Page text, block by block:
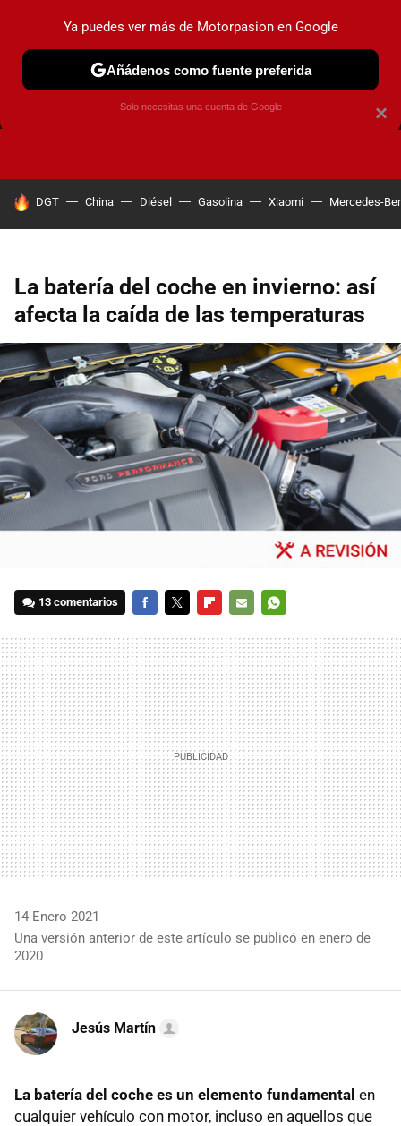
CAMBIO DE ACEITE AIRE ACONDICIONADO
HOY SE HABLA DE
DGT China Diésel Gasolina Xiaomi Mercedes-
La batería del coche en invierno: así
afecta la caída de las temperaturas
13 comentarios
MAIL
14 Enero 2021
Una versión anterior de este artículo se publicó en enero de
2020
Jesús Martín
La batería del coche es un elemento fundamental en
cualquier vehículo con motor, incluso en aquellos que
×
Ya puedes ver más de Motorpasion en Google
Añádenos como fuente preferida
Solo necesitas una cuenta de Google